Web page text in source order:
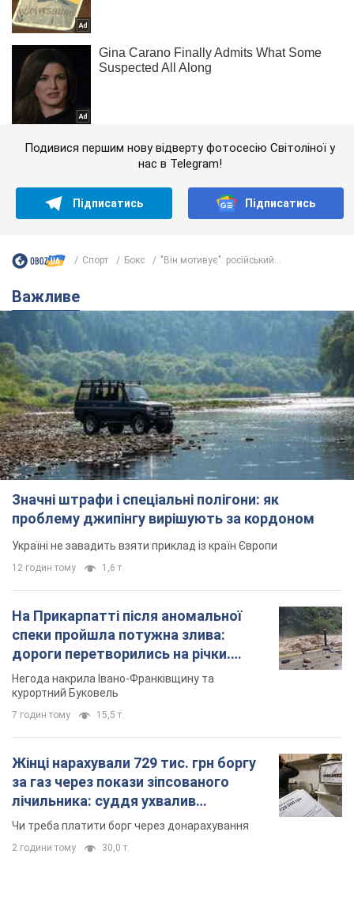
Подивися першим нову відверту фотосесію Світоліної у
нас в Telegram!
Підписатись Підписатись
Спорт Бокс "Він мотивує": російський...
Важливе
Значні штрафи і спеціальні полігони: як
проблему джипінгу вирішують за кордоном
Україні не завадить взяти приклад із країн Європи
12 годин тому 1,6 т.
На Прикарпатті після аномальної
спеки пройшла потужна злива:
дороги перетворились на річки.
Відео
Негода накрила Івано-Франківщину та
курортний Буковель
7 годин тому 15,5 т.
Жінці нарахували 729 тис. грн боргу
за газ через покази зіпсованого
лічильника: суддя ухвалив
неочікуване рішення
Чи треба платити борг через донарахування
2 години тому 30,0 т.